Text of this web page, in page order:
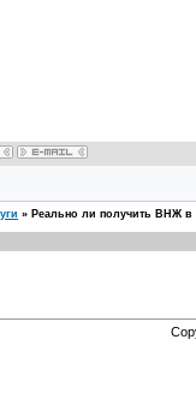
» Реально ли получить ВНЖ в